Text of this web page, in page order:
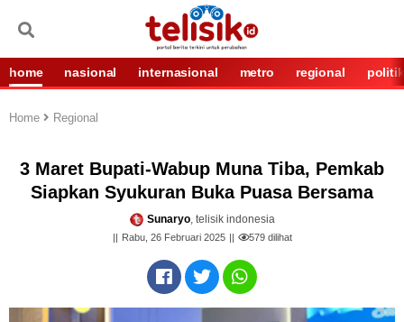
home nasional internasional metro regional politik
Home Regional
3 Maret Bupati-Wabup Muna Tiba, Pemkab
Siapkan Syukuran Buka Puasa Bersama
Sunaryo, telisik indonesia
Rabu, 26 Februari 2025 579dilihat